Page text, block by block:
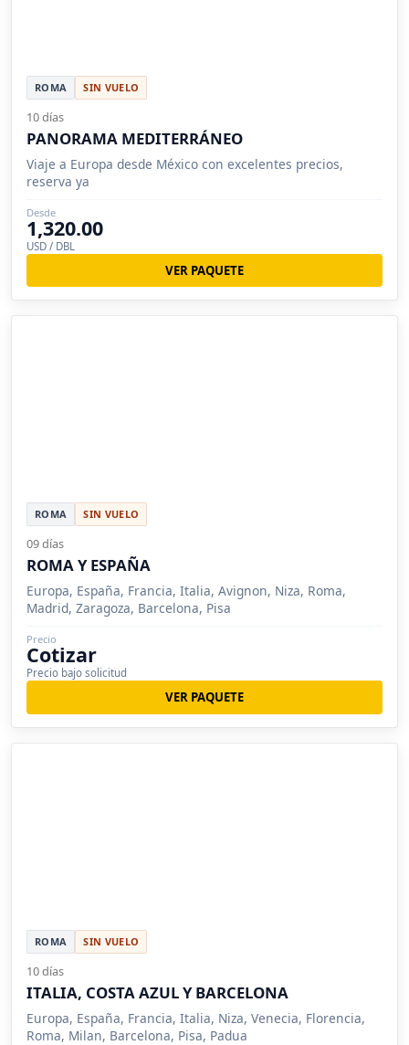
ROMA SIN VUELO
10 días
PANORAMA MEDITERRÁNEO
Viaje a Europa desde México con excelentes precios,
reserva ya
Desde
1,320.00
USD / DBL
VER PAQUETE
ROMA SIN VUELO
09 días
ROMA Y ESPAÑA
Europa, España, Francia, Italia, Avignon, Niza, Roma,
Madrid, Zaragoza, Barcelona, Pisa
Precio
Cotizar
Precio bajo solicitud
VER PAQUETE
ROMA SIN VUELO
10 días
ITALIA, COSTA AZUL Y BARCELONA
Europa, España, Francia, Italia, Niza, Venecia, Florencia,
Roma, Milan, Barcelona, Pisa, Padua